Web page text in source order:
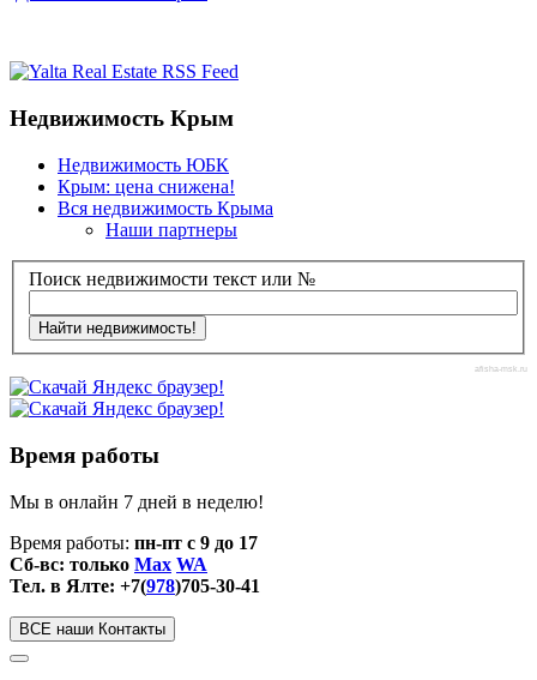
Недвижимость Крым
Недвижимость ЮБК
Крым: цена снижена!
Вся недвижимость Крыма
Наши партнеры
Поиск недвижимости текст или №
afisha-msk.ru
Время работы
Мы в онлайн 7 дней в неделю!
Время работы: пн-пт с 9 до 17
Сб-вс: только Max WA
Тел. в Ялте: +7(978)705-30-41
ВСЕ наши Контакты